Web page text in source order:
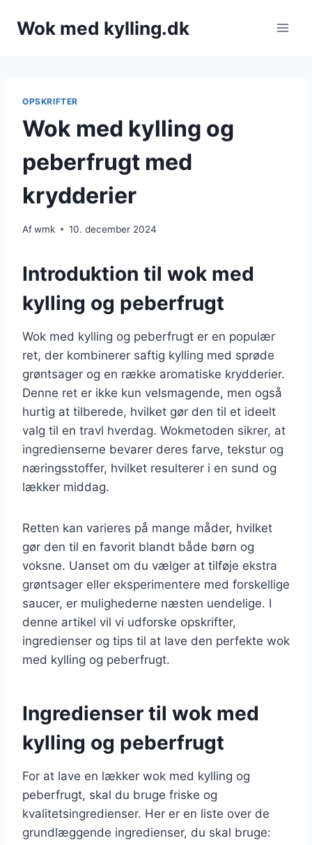
Wok med kylling.dk
OPSKRIFTER
Wok med kylling og
peberfrugt med
krydderier
Afwmk 10. december 2024
Introduktion til wok med
kylling og peberfrugt
Wok med kylling og peberfrugt er en populær
ret, der kombinerer saftig kylling med sprøde
grøntsager og en række aromatiske krydderier.
Denne ret er ikke kun velsmagende, men også
hurtig at tilberede, hvilket gør den til et ideelt
valg til en travl hverdag. Wokmetoden sikrer, at
ingredienserne bevarer deres farve, tekstur og
næringsstoffer, hvilket resulterer i en sund og
lækker middag.
Retten kan varieres på mange måder, hvilket
gør den til en favorit blandt både børn og
voksne. Uanset om du vælger at tilføje ekstra
grøntsager eller eksperimentere med forskellige
saucer, er mulighederne næsten uendelige. I
denne artikel vil vi udforske opskrifter,
ingredienser og tips til at lave den perfekte wok
med kylling og peberfrugt.
Ingredienser til wok med
kylling og peberfrugt
For at lave en lækker wok med kylling og
peberfrugt, skal du bruge friske og
kvalitetsingredienser. Her er en liste over de
grundlæggende ingredienser, du skal bruge: